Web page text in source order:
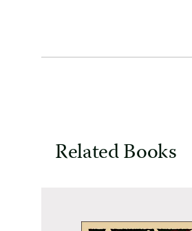
Related Books